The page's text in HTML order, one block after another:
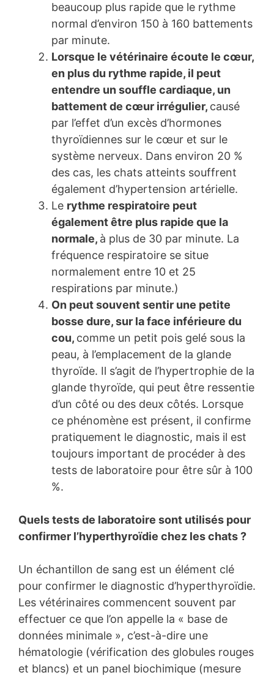
beaucoup plus rapide que le rythme
normal d’environ 150 à 160 battements
par minute.
Lorsque le vétérinaire écoute le cœur,
en plus du rythme rapide, il peut
entendre un souffle cardiaque, un
battement de cœur irrégulier, causé
par l’effet d’un excès d’hormones
thyroïdiennes sur le cœur et sur le
système nerveux. Dans environ 20 %
des cas, les chats atteints souffrent
également d’hypertension artérielle.
Le rythme respiratoire peut
également être plus rapide que la
normale, à plus de 30 par minute. La
fréquence respiratoire se situe
normalement entre 10 et 25
respirations par minute.)
On peut souvent sentir une petite
bosse dure, sur la face inférieure du
cou, comme un petit pois gelé sous la
peau, à l’emplacement de la glande
thyroïde. Il s’agit de l’hypertrophie de la
glande thyroïde, qui peut être ressentie
d’un côté ou des deux côtés. Lorsque
ce phénomène est présent, il confirme
pratiquement le diagnostic, mais il est
toujours important de procéder à des
tests de laboratoire pour être sûr à 100
%.
Quels tests de laboratoire sont utilisés pour
confirmer l’hyperthyroïdie chez les chats ?
Un échantillon de sang est un élément clé
pour confirmer le diagnostic d’hyperthyroïdie.
Les vétérinaires commencent souvent par
effectuer ce que l’on appelle la « base de
données minimale », c’est-à-dire une
hématologie (vérification des globules rouges
et blancs) et un panel biochimique (mesure